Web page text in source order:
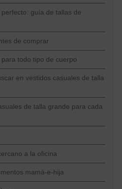
guía de tallas de
de comprar
todo tipo de cuerpo
en vestidos casuales de talla
de talla grande para cada
a la oficina
mamá-e-hija